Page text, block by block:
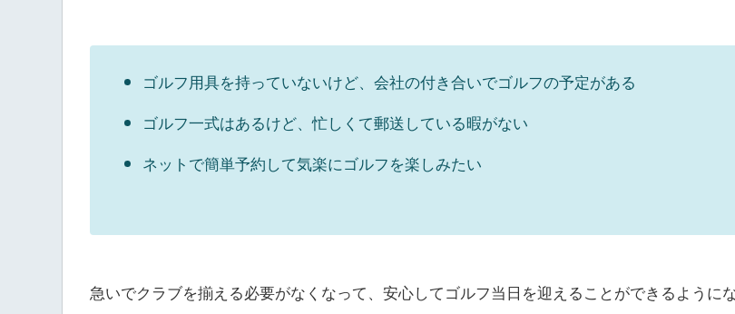
ゴルフ用具を持っていないけど、会社の付き合いでゴルフの予定がある
ゴルフ一式はあるけど、忙しくて郵送している暇がない
ネットで簡単予約して気楽にゴルフを楽しみたい
急いでクラブを揃える必要がなくなって、安心してゴルフ当日を迎えることができるように